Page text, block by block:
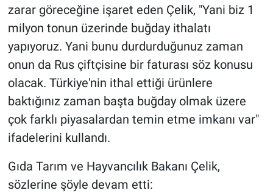
zarar göreceğine işaret eden Çelik, "Yani biz 1
milyon tonun üzerinde buğday ithalatı
yapıyoruz. Yani bunu durdurduğunuz zaman
onun da Rus çiftçisine bir faturası söz konusu
olacak. Türkiye'nin ithal ettiği ürünlere
baktığınız zaman başta buğday olmak üzere
çok farklı piyasalardan temin etme imkanı var"
ifadelerini kullandı.
Gıda Tarım ve Hayvancılık Bakanı Çelik,
sözlerine şöyle devam etti: